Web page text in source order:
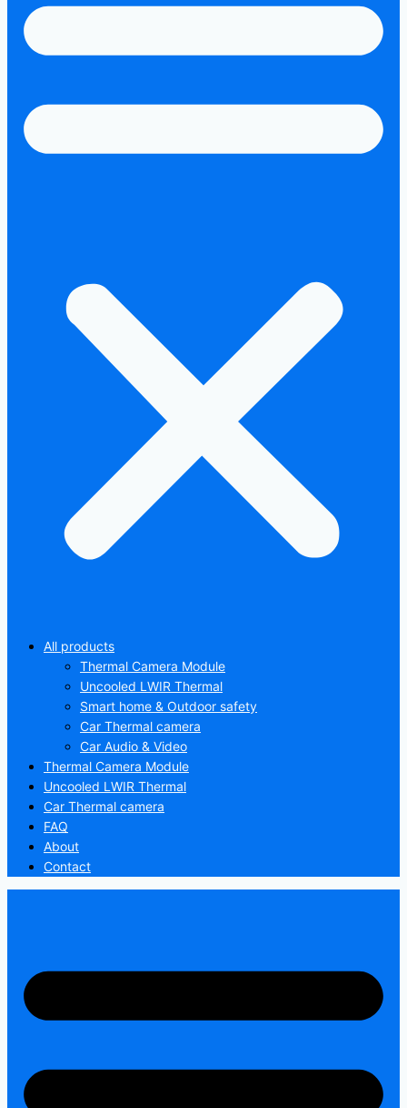
All products
Thermal Camera Module
Uncooled LWIR Thermal
Smart home & Outdoor safety
Car Thermal camera
Car Audio & Video
Thermal Camera Module
Uncooled LWIR Thermal
Car Thermal camera
FAQ
About
Contact